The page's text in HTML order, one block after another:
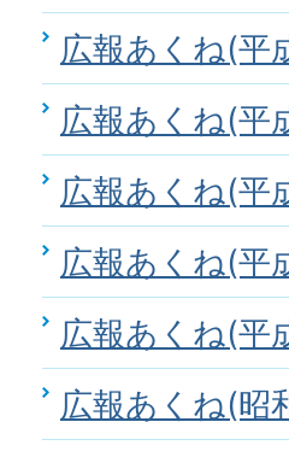
広報あくね(平
広報あくね(平
広報あくね(平
広報あくね(平
広報あくね(平
広報あくね(昭